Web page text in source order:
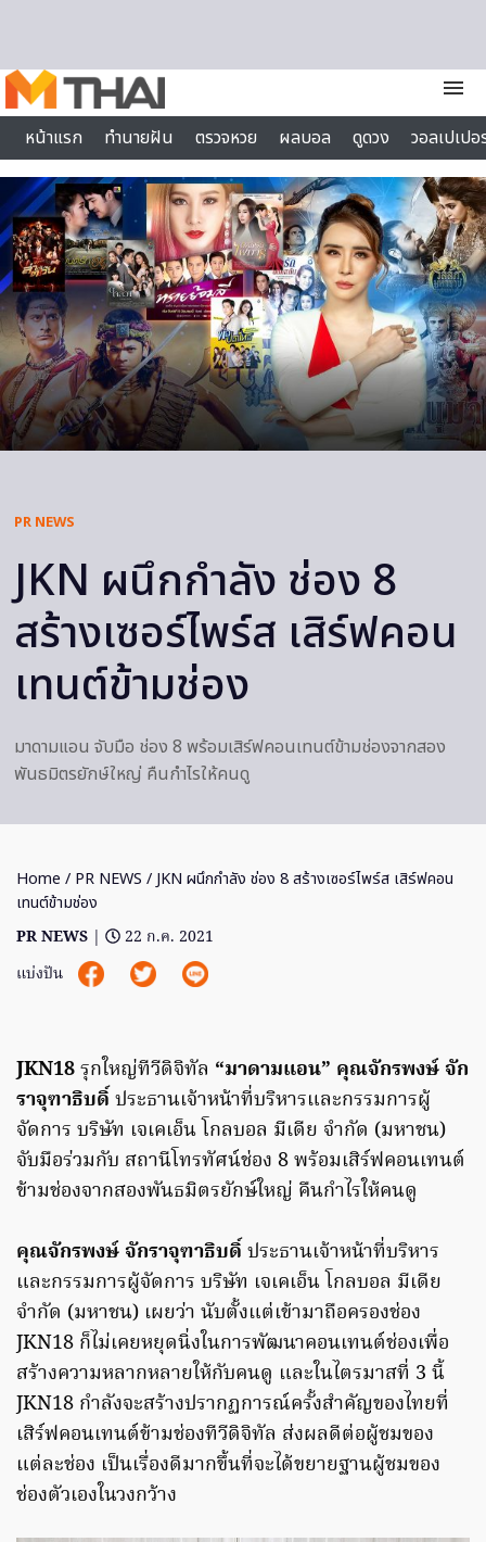
menu
หน้าแรก
ทำนายฝัน ตรวจหวย ผลบอล ดูดวง
วอลเปเป
ไลฟ์สไตล์
PR NEWS
JKN ผนึกกำลัง ช่อง 8
สร้างเซอร์ไพร์ส เสิร์ฟคอน
เทนต์ข้ามช่อง
มาดามแอน จับมือ ช่อง 8 พร้อมเสิร์ฟคอนเทนต์ข้ามช่องจากสอง
พันธมิตรยักษ์ใหญ่ คืนกำไรให้คนดู
Home / PR NEWS / JKN ผนึกกำลัง ช่อง 8 สร้างเซอร์ไพร์ส เสิร์ฟคอน
เทนต์ข้ามช่อง
PR NEWS |
22 ก.ค. 2021
แบ่งปัน
JKN18รุกใหญ่ทีวีดิจิทัล “มาดามแอน” คุณจักรพงษ์ จัก
ราจุฑาธิบดิ์ ประธานเจ้าหน้าที่บริหารและกรรมการผู้
จัดการ บริษัท เจเคเอ็น โกลบอล มีเดีย จำกัด (มหาชน)
จับมือร่วมกับ สถานีโทรทัศน์ช่อง 8 พร้อมเสิร์ฟคอนเทนต์
ข้ามช่องจากสองพันธมิตรยักษ์ใหญ่ คืนกำไรให้คนดู
คุณจักรพงษ์ จักราจุฑาธิบดิ์ ประธานเจ้าหน้าที่บริหาร
และกรรมการผู้จัดการ บริษัท เจเคเอ็น โกลบอล มีเดีย
จำกัด (มหาชน) เผยว่า นับตั้งแต่เข้ามาถือครองช่อง
JKN18 ก็ไม่เคยหยุดนิ่งในการพัฒนาคอนเทนต์ช่องเพื่อ
สร้างความหลากหลายให้กับคนดู และในไตรมาสที่ 3 นี้
JKN18 กำลังจะสร้างปรากฏการณ์ครั้งสำคัญของไทยที่
เสิร์ฟคอนเทนต์ข้ามช่องทีวีดิจิทัล ส่งผลดีต่อผู้ชมของ
แต่ละช่อง เป็นเรื่องดีมากขึ้นที่จะได้ขยายฐานผู้ชมของ
ช่องตัวเองในวงกว้าง